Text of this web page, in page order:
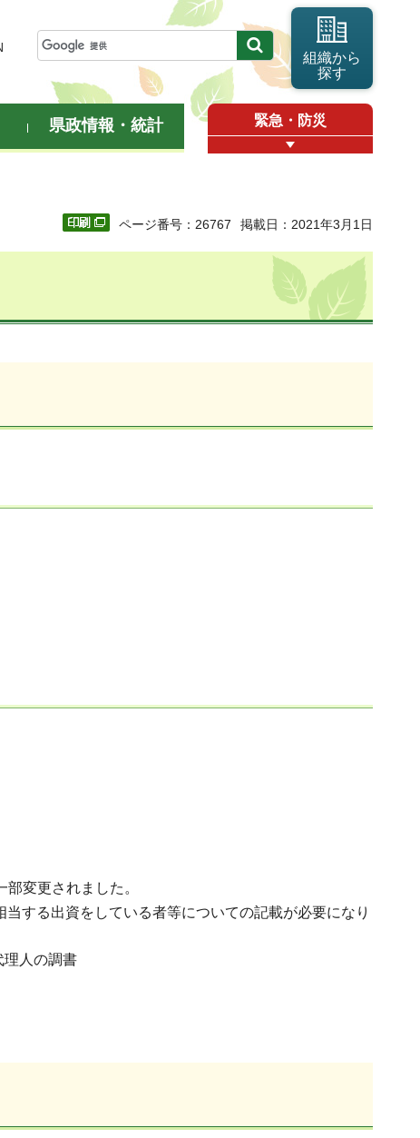
組織から
探す
県政情報・統計 緊急・防災
ページ番号：26767 掲載日：2021年3月1日
変更されました。
する出資をしている者等についての記載が必要になり
人の調書